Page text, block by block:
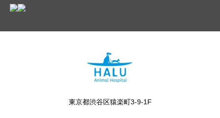
東京都渋谷区猿楽町3-9-1F